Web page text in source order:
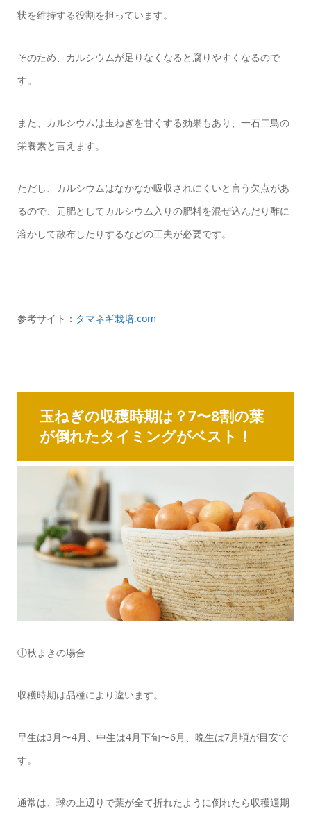
状を維持する役割を担っています。
そのため、カルシウムが足りなくなると腐りやすくなるので
す。
また、カルシウムは玉ねぎを甘くする効果もあり、一石二鳥の
栄養素と言えます。
ただし、カルシウムはなかなか吸収されにくいと言う欠点があ
るので、元肥としてカルシウム入りの肥料を混ぜ込んだり酢に
溶かして散布したりするなどの工夫が必要です。
参考サイト： タマネギ栽培.com
玉ねぎの収穫時期は？7〜8割の葉
が倒れたタイミングがベスト！
①秋まきの場合
収穫時期は品種により違います。
早生は3月〜4月、中生は4月下旬〜6月、晩生は7月頃が目安で
す。
通常は、球の上辺りで葉が全て折れたように倒れたら収穫適期